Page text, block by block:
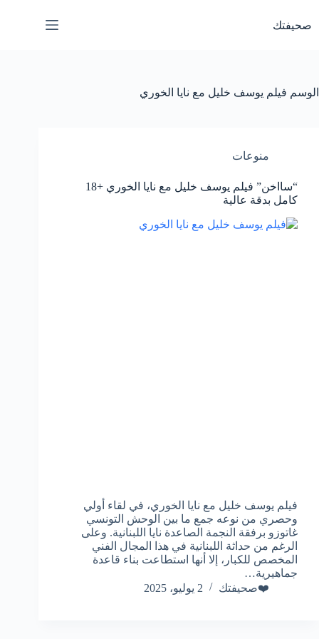
المحتوى
صحيفتك
الوسم فيلم يوسف خليل مع نايا الخوري
منوعات
“سااخن” فيلم يوسف خليل مع نايا الخوري +18
كامل بدقة عالية
فيلم يوسف خليل مع نايا الخوري، في لقاء أولي
وحصري من نوعه جمع ما بين الوحش التونسي
غاتوزو برفقة النجمة الصاعدة نايا اللبنانية. وعلى
الرغم من حداثة اللبنانية في هذا المجال الفني
المخصص للكبار، إلا أنها استطاعت بناء قاعدة
جماهيرية…
❤️صحيفتك
2 يوليو، 2025